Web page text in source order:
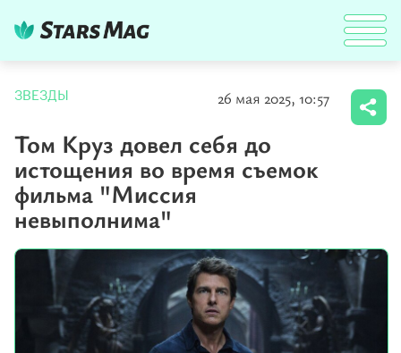
ЗВЕЗДЫ 26 мая 2025, 10:57
Том Круз довел себя до
истощения во время съемок
фильма "Миссия
невыполнима"